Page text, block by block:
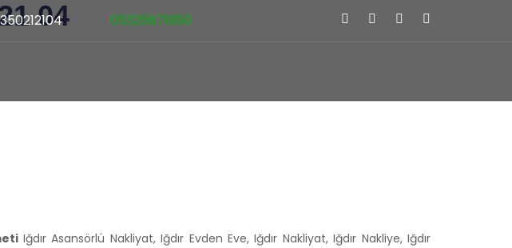
05325871950
04
Iğdır Asansörlü Nakliyat, Iğdır Evden Eve, Iğdır Nakliyat, Iğdır Nakliye, Iğdır